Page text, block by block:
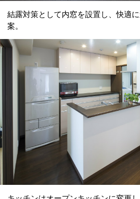
結露対策として内窓を設置し、快適
案。